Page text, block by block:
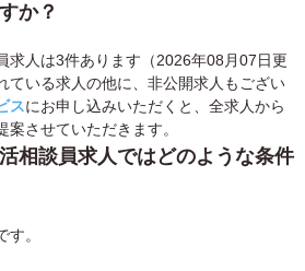
か？
求人は3件あります（2026年08月07日更
ている求人の他に、非公開求人もござい
スにお申し込みいただくと、全求人から
させていただきます。
相談員求人ではどのような条件
。